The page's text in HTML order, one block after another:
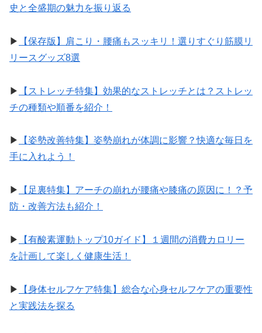
史と全盛期の魅力を振り返る
▶︎
【保存版】肩こり・腰痛もスッキリ！選りすぐり筋膜リ
リースグッズ8選
▶︎
【ストレッチ特集】効果的なストレッチとは？ストレッ
チの種類や順番を紹介！
▶︎
【姿勢改善特集】姿勢崩れが体調に影響？快適な毎日を
手に入れよう！
▶︎
【足裏特集】アーチの崩れが腰痛や膝痛の原因に！？予
防・改善方法も紹介！
▶︎
【有酸素運動トップ10ガイド】１週間の消費カロリー
を計画して楽しく健康生活！
▶︎
【身体セルフケア特集】総合な心身セルフケアの重要性
と実践法を探る